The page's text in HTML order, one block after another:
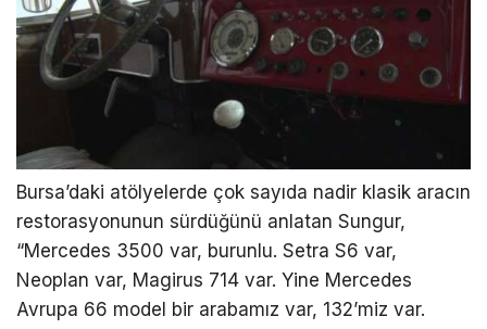
Bursa’daki atölyelerde çok sayıda nadir klasik aracın
restorasyonunun sürdüğünü anlatan Sungur,
“Mercedes 3500 var, burunlu. Setra S6 var,
Neoplan var, Magirus 714 var. Yine Mercedes
Avrupa 66 model bir arabamız var, 132’miz var.